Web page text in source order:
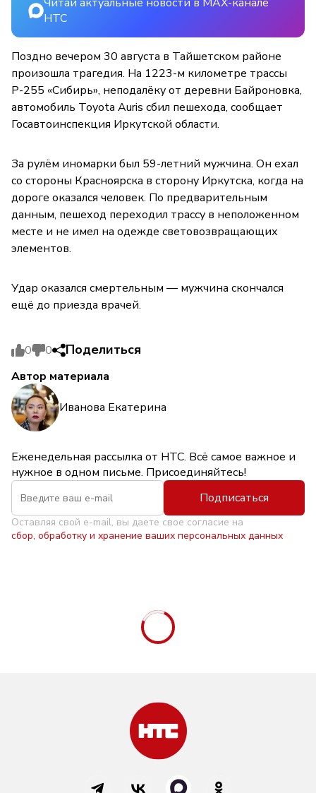
НТС
Поздно вечером 30 августа в Тайшетском районе
произошла трагедия. На 1223-м километре трассы
Р-255 «Сибирь», неподалёку от деревни Байроновка,
автомобиль Toyota Auris сбил пешехода, сообщает
Госавтоинспекция Иркутской области.
За рулём иномарки был 59-летний мужчина. Он ехал
со стороны Красноярска в сторону Иркутска, когда на
дороге оказался человек. По предварительным
данным, пешеход переходил трассу в неположенном
месте и не имел на одежде световозвращающих
элементов.
Удар оказался смертельным — мужчина скончался
ещё до приезда врачей.
0 0 Поделиться
Автор материала
Иванова Екатерина
Еженедельная рассылка от НТС. Всё самое важное и
нужное в одном письме. Присоединяйтесь!
Подписаться
Оставляя свой e-mail, вы даете свое согласие на
сбор, обработку и хранение ваших персональных данных